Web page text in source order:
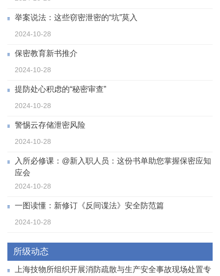
举案说法：这些窃密泄密的“坑”莫入
2024-10-28
保密教育新书推介
2024-10-28
提防处心积虑的“秘密审查”
2024-10-28
警惕云存储泄密风险
2024-10-28
入所必修课：@新入职人员：这份书单助您掌握保密应知
应会
2024-10-28
一图读懂：新修订《反间谍法》安全防范篇
2024-10-28
所级动态
上海技物所组织开展消防疏散与生产安全事故现场处置专